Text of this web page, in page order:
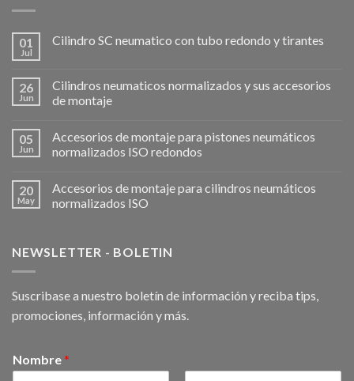
01
Jul
Cilindro SC neumatico con tubo redondo y tirantes
26
Jun
Cilindros neumaticos normalizados y sus accesorios
de montaje
05
Jun
Accesorios de montaje para pistones neumáticos
normalizados ISO redondos
20
May
Accesorios de montaje para cilindros neumáticos
normalizados ISO
NEWSLETTER - BOLETIN
Suscribase a nuestro boletín de información y reciba tips,
promociones, información y más.
Nombre *